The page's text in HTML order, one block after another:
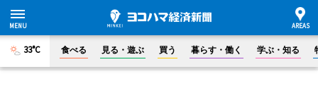
33°C 食べる 見る・遊ぶ 買う 暮らす・働く 学ぶ・知る